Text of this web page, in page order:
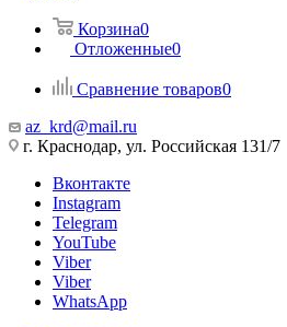
Корзина0
Отложенные0
Сравнение товаров0
az_krd@mail.ru
г. Краснодар, ул. Российская 131/7
Вконтакте
Instagram
Telegram
YouTube
Viber
Viber
WhatsApp